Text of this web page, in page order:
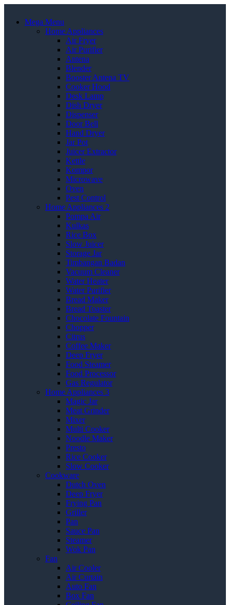
Mega Menu
Home Appliances
Air Fryer
Air Purifier
Antena
Blender
Booster Antena TV
Cooker Hood
Desk Lamp
Dish Dryer
Dispenser
Door Bell
Hand Dryer
Jar Pot
Juicer Extractor
Kettle
Kompor
Microwave
Oven
Pest Control
Home Appliances 2
Pompa Air
Kulkas
Rice Box
Slow Juicer
Storage Jar
Timbangan Badan
Vacuum Cleaner
Water Heater
Water Purifier
Bread Maker
Bread Toaster
Chocolate Fountain
Chopper
Citrus
Coffee Maker
Deep Fryer
Food Steamer
Food Processor
Gas Regulator
Home Appliances 3
Magic Jar
Meat Grinder
Mixer
Multi Cooker
Noodle Maker
Presto
Rice Cooker
Slow Cooker
Cookware
Dutch Oven
Deep Fryer
Frying Pan
Griller
Pan
Sauce Pan
Steamer
Wok Pan
Fan
Air Cooler
Air Curtain
Auto Fan
Box Fan